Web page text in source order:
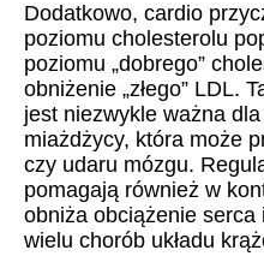
Dodatkowo, cardio
poziomu cholesterolu
poziomu „dobrego”
obniżenie „złego” LDL.
jest niezwykle ważna
miażdżycy, która może
czy udaru mózgu.
pomagają również w
obniża obciążenie
wielu chorób układu